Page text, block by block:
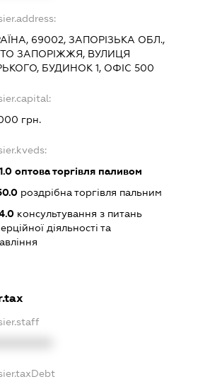
69002, ЗАПОРІЗЬКА ОБЛ.,
ЗАПОРІЖЖЯ, ВУЛИЦЯ
БУДИНОК 1, ОФІС 500
грн.
оптова торгівля паливом
роздрібна торгівля пальним
консультування з питань
діяльності та